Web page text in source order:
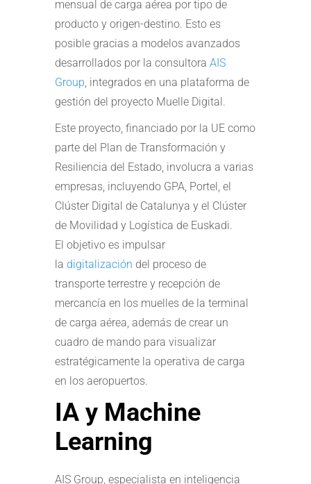
mensual de carga aérea por tipo de
producto y origen-destino. Esto es
posible gracias a modelos avanzados
desarrollados por la consultora AIS
Group, integrados en una plataforma de
gestión del proyecto Muelle Digital.
Este proyecto, financiado por la UE como
parte del Plan de Transformación y
Resiliencia del Estado, involucra a varias
empresas, incluyendo GPA, Portel, el
Clúster Digital de Catalunya y el Clúster
de Movilidad y Logística de Euskadi.
El objetivo es impulsar
la digitalización del proceso de
transporte terrestre y recepción de
mercancía en los muelles de la terminal
de carga aérea, además de crear un
cuadro de mando para visualizar
estratégicamente la operativa de carga
en los aeropuertos.
IA y Machine
Learning
AIS Group, especialista en inteligencia